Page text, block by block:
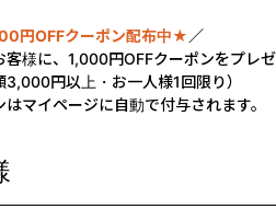
円OFFクーポン配布中★ ／
様に、1,000円OFFクーポンをプレゼ
3,000円以上・お一人様1回限り）
マイページに自動で付与されます。